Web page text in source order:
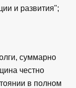
и развития";
суммарно
честно
в полном